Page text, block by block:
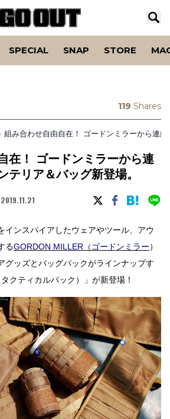
SPECIAL SNAP STORE
› 組み合わせ自由自在！ ゴードンミラーから連
在！ ゴードンミラーから連
テリア＆バッグ新登場。
2019.11.21
119 Shares
インスパイアしたウェアやツール、アウ
るGORDON MILLER（ゴードンミラー）
グッズとバッグパックがラインナップす
クティカルパック）」が新登場！